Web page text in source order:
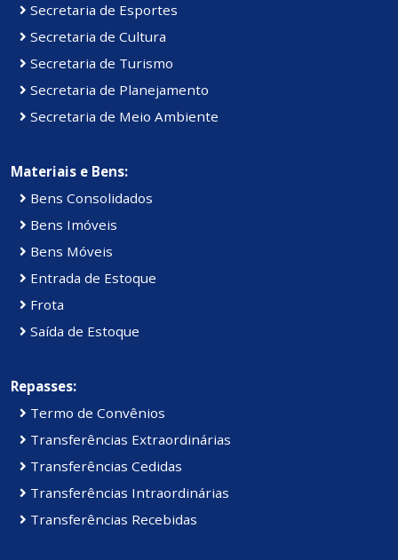
Secretaria de Esportes
Secretaria de Cultura
Secretaria de Turismo
Secretaria de Planejamento
Secretaria de Meio Ambiente
Materiais e Bens:
Bens Consolidados
Bens Imóveis
Bens Móveis
Entrada de Estoque
Frota
Saída de Estoque
Repasses:
Termo de Convênios
Transferências Extraordinárias
Transferências Cedidas
Transferências Intraordinárias
Transferências Recebidas